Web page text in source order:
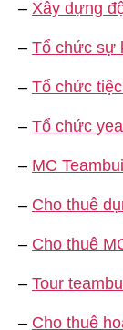
– Xây dựng
– Tổ chức sự
– Tổ chức
– Tổ chức
– MC
– Cho thuê
– Cho thuê
– Tour
– Cho thuê